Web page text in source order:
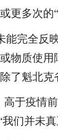
更多次的“
完全反
物质使
了魁北克
于疫情
们并未真